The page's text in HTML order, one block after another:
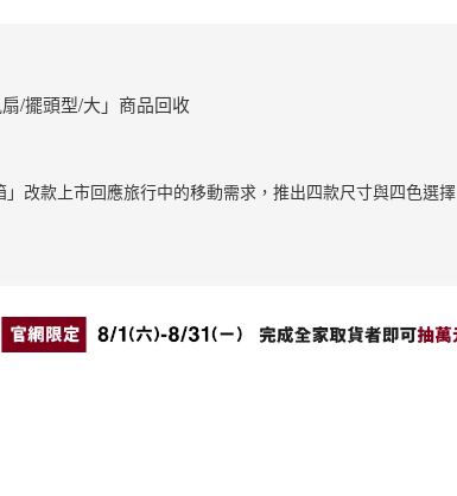
/擺頭型/大」商品回收
改款上市回應旅行中的移動需求，推出四款尺寸與四色選擇